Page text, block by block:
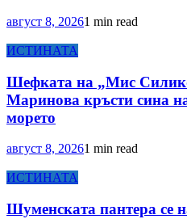
август 8, 20261 min read
ИСТИНАТА
Шефката на „Мис
Маринова кръсти сина
морето
август 8, 20261 min read
ИСТИНАТА
Шуменската пантера се